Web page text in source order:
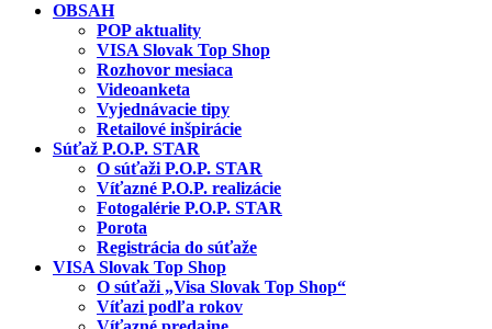
OBSAH
POP aktuality
VISA Slovak Top Shop
Rozhovor mesiaca
Videoanketa
Vyjednávacie tipy
Retailové inšpirácie
Súťaž P.O.P. STAR
O súťaži P.O.P. STAR
Víťazné P.O.P. realizácie
Fotogalérie P.O.P. STAR
Porota
Registrácia do súťaže
VISA Slovak Top Shop
O súťaži „Visa Slovak Top Shop“
Víťazi podľa rokov